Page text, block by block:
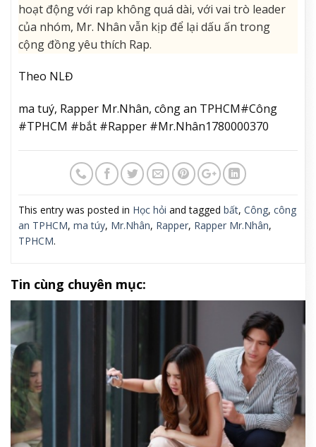
hoạt động với rap không quá dài, với vai trò leader
của nhóm, Mr. Nhân vẫn kịp để lại dấu ấn trong
cộng đồng yêu thích Rap.
Theo NLĐ
ma tuý, Rapper Mr.Nhân, công an TPHCM#Công
#TPHCM #bắt #Rapper #Mr.Nhân1780000370
This entry was posted in Học hỏi and tagged bất, Công, công
an TPHCM, ma túy, Mr.Nhân, Rapper, Rapper Mr.Nhân,
TPHCM.
Tin cùng chuyên mục: